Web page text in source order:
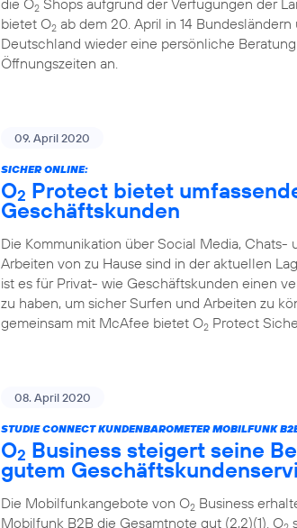
2
bietet O2 ab dem 20. April in 14
Deutschland wieder eine persönliche
Öffnungszeiten an.
09. April 2020
SICHER ONLINE:
O2 Protect bietet
Geschäftskunden
Die Kommunikation über Social Media,
Arbeiten von zu Hause sind in der aktuellen
ist es für Privat- wie Geschäftskunden einen
zu haben, um sicher Surfen und Arbeiten zu
gemeinsam mit McAfee bietet O2 Protect
08. April 2020
STUDIE CONNECT KUNDENBAROMETER MOBILFUNK
O2 Business steigert seine
gutem
Die Mobilfunkangebote von O2 Business
Mobilfunk B2B die Gesamtnote gut (2,2)(1). O